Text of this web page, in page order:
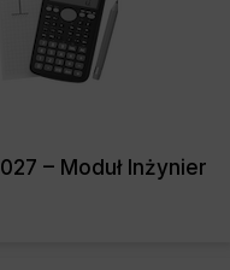
– Moduł Inżynier